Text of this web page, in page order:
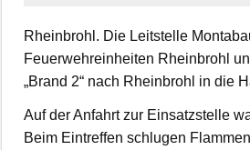
Rheinbrohl. Die Leitstelle
Feuerwehreinheiten Rheinbrohl
„Brand 2“ nach Rheinbrohl in die
Auf der Anfahrt zur Einsatzstelle
Beim Eintreffen schlugen